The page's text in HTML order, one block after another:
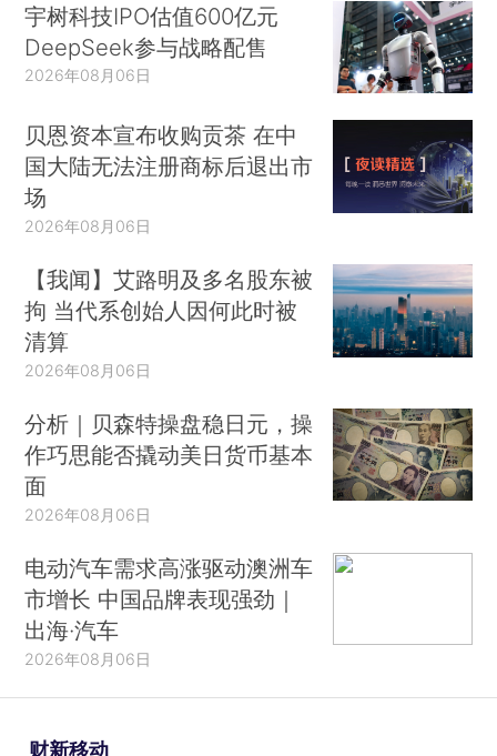
宇树科技IPO估值600亿元
DeepSeek参与战略配售
2026年08月06日
贝恩资本宣布收购贡茶 在中
国大陆无法注册商标后退出市
场
2026年08月06日
【我闻】艾路明及多名股东被
拘 当代系创始人因何此时被
清算
2026年08月06日
分析｜贝森特操盘稳日元，操
作巧思能否撬动美日货币基本
面
2026年08月06日
电动汽车需求高涨驱动澳洲车
市增长 中国品牌表现强劲｜
出海·汽车
2026年08月06日
财新移动